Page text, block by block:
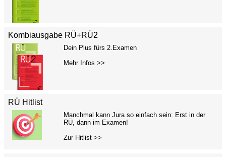
Kombiausgabe RÜ+RÜ2
Dein Plus fürs 2.Examen
Mehr Infos >>
RÜ Hitlist
Manchmal kann Jura so einfach sein: Erst in der
RÜ, dann im Examen!
Zur Hitlist >>